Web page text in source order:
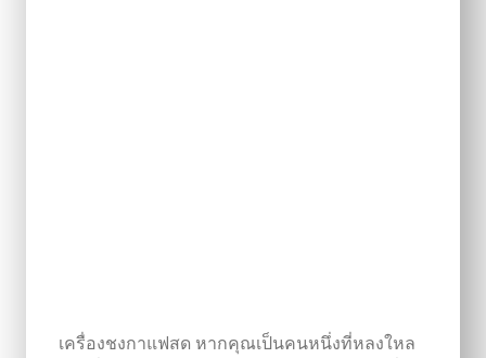
เครื่องชงกาแฟสด หากคุณเป็นคนหนึ่งที่หลงใหล